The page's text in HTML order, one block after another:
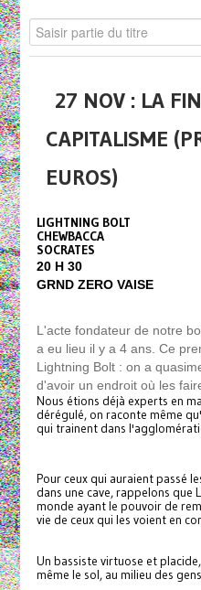
27 NOV : LA
CAPITALISME
EUROS)
LIGHTNING BOLT
CHEWBACCA
SOCRATES
20 H 30
GRND ZERO VAISE
L'acte fondateur de notre
a eu lieu il y a 4 ans. Ce
Lightning Bolt : on a
d'avoir un endroit où les
Nous étions déjà experts en
dérégulé, on raconte même
qui trainent dans
Pour ceux qui auraient passé
dans une cave, rappelons que
monde ayant le pouvoir de
vie de ceux qui les voient en
Un bassiste virtuose et
même le sol, au milieu des